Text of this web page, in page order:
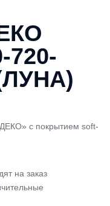
720-
с покрытием soft-
на заказ